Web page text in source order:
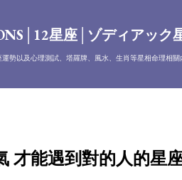
星座│ゾディアック
勢以及心理測試、塔羅牌、風水、生肖等星相命理相關
才能遇到對的人的星